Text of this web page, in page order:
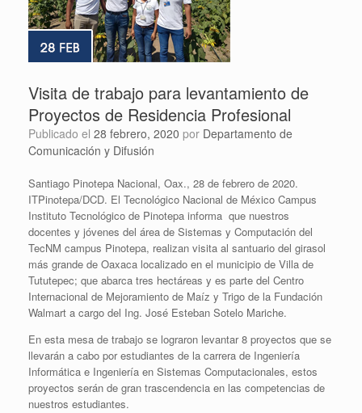
Visita de trabajo para levantamiento de
Proyectos de Residencia Profesional
Publicado el 28 febrero, 2020 por Departamento de
Comunicación y Difusión
Santiago Pinotepa Nacional, Oax., 28 de febrero de 2020.
ITPinotepa/DCD. El Tecnológico Nacional de México Campus
Instituto Tecnológico de Pinotepa informa que nuestros
docentes y jóvenes del área de Sistemas y Computación del
TecNM campus Pinotepa, realizan visita al santuario del girasol
más grande de Oaxaca localizado en el municipio de Villa de
Tututepec; que abarca tres hectáreas y es parte del Centro
Internacional de Mejoramiento de Maíz y Trigo de la Fundación
Walmart a cargo del Ing. José Esteban Sotelo Mariche.
En esta mesa de trabajo se lograron levantar 8 proyectos que se
llevarán a cabo por estudiantes de la carrera de Ingeniería
Informática e Ingeniería en Sistemas Computacionales, estos
proyectos serán de gran trascendencia en las competencias de
nuestros estudiantes.